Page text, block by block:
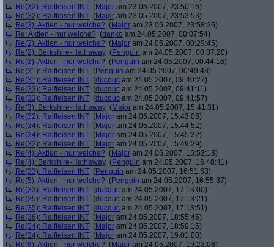
Re(32): Raiffeisen INT (Major am 23.05.2007, 23:50:16)
Re(32): Raiffeisen INT (Major am 23.05.2007, 23:53:53)
Re(3): Aktien - nur welche? (Major am 23.05.2007, 23:58:26)
Re: Aktien - nur welche? (danko am 24.05.2007, 00:07:54)
Re(2): Aktien - nur welche? (Major am 24.05.2007, 00:29:45)
Re(2): Berkshire-Hathaway (Penguin am 24.05.2007, 00:37:20)
Re(3): Aktien - nur welche? (Penguin am 24.05.2007, 00:44:16)
Re(31): Raiffeisen INT (Penguin am 24.05.2007, 00:49:43)
Re(31): Raiffeisen INT (ducduc am 24.05.2007, 09:40:27)
Re(33): Raiffeisen INT (ducduc am 24.05.2007, 09:41:11)
Re(33): Raiffeisen INT (ducduc am 24.05.2007, 09:41:57)
Re(3): Berkshire-Hathaway (Major am 24.05.2007, 15:41:31)
Re(32): Raiffeisen INT (Major am 24.05.2007, 15:43:05)
Re(34): Raiffeisen INT (Major am 24.05.2007, 15:44:52)
Re(34): Raiffeisen INT (Major am 24.05.2007, 15:45:32)
Re(32): Raiffeisen INT (Major am 24.05.2007, 15:49:29)
Re(4): Aktien - nur welche? (Major am 24.05.2007, 15:53:13)
Re(4): Berkshire-Hathaway (Penguin am 24.05.2007, 16:48:41)
Re(33): Raiffeisen INT (Penguin am 24.05.2007, 16:51:53)
Re(5): Aktien - nur welche? (Penguin am 24.05.2007, 16:55:37)
Re(33): Raiffeisen INT (ducduc am 24.05.2007, 17:13:00)
Re(35): Raiffeisen INT (ducduc am 24.05.2007, 17:13:21)
Re(35): Raiffeisen INT (ducduc am 24.05.2007, 17:13:51)
Re(36): Raiffeisen INT (Major am 24.05.2007, 18:55:46)
Re(34): Raiffeisen INT (Major am 24.05.2007, 18:59:15)
Re(34): Raiffeisen INT (Major am 24.05.2007, 19:01:00)
Re(6): Aktien - nur welche? (Major am 24.05.2007, 19:23:06)